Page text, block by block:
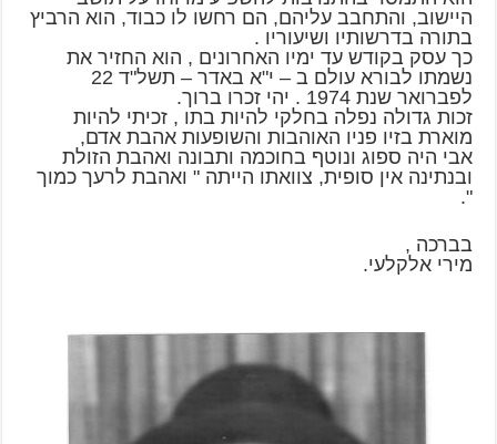
היישוב, והתחבב עליהם, הם רחשו לו כבוד, הוא הרביץ
בתורה בדרשותיו ושיעוריו .
כך עסק בקודש עד ימיו האחרונים , הוא החזיר את
נשמתו לבורא עולם ב – י"א באדר – תשל"ד 22
לפברואר שנת 1974 . יהי זכרו ברוך.
זכות גדולה נפלה בחלקי להיות בתו , זכיתי להיות
מוארת בזיו פניו האוהבות והשופעות אהבת אדם,
אבי היה ספוג ונוטף בחוכמה ותבונה ואהבת הזולת
ובנתינה אין סופית, צוואתו הייתה " ואהבת לרעך כמוך
".
בברכה ,
מירי אלקלעי.